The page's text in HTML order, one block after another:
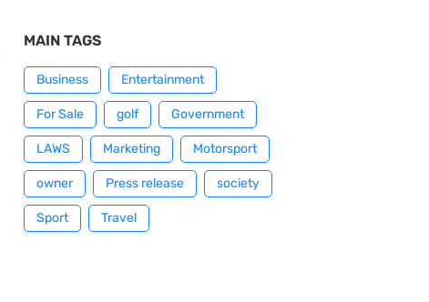
MAIN TAGS
Business Entertainment
For Sale golf Government
LAWS Marketing Motorsport
owner Press release society
Sport Travel